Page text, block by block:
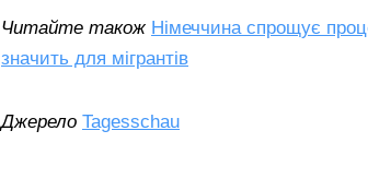
Читайте також Німеччина спрощує
значить для мігрантів
Джерело Tagesschau